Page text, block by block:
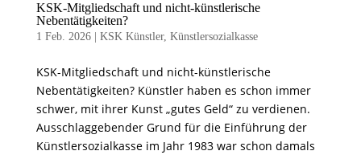
KSK-Mitgliedschaft und nicht-künstlerische
Nebentätigkeiten?
1 Feb. 2026| KSK Künstler, Künstlersozialkasse
KSK-Mitgliedschaft und nicht-künstlerische
Nebentätigkeiten? Künstler haben es schon immer
schwer, mit ihrer Kunst „gutes Geld“ zu verdienen.
Ausschlaggebender Grund für die Einführung der
Künstlersozialkasse im Jahr 1983 war schon damals